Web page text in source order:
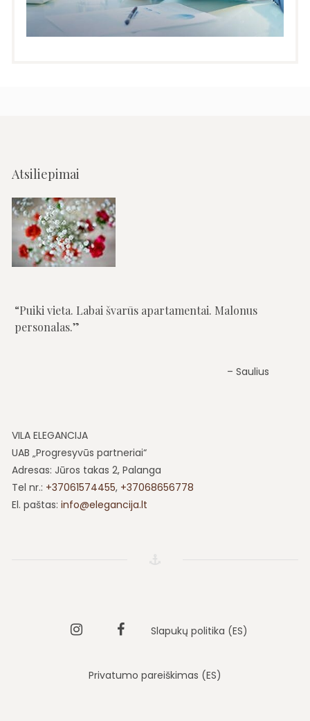
Atsiliepimai
Puiki vieta. Labai švarūs apartamentai. Malonus
personalas.
Saulius
virtuvėlė, viskas nauja, švaru. Uždara teritorija, vieta
VILA ELEGANCIJA
UAB „Progresyvūs partneriai“
Adresas: Jūros takas 2, Palanga
Tel nr.: +37061574455, +37068656778
El. paštas: info@elegancija.lt
InstagramVila Slapukų politika (ES)
Privatumo pareiškimas (ES)